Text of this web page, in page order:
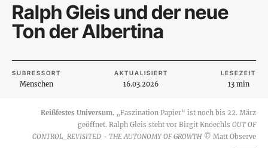
Ralph Gleis und der neue
Ton der Albertina
SUBRESSORT
Menschen
AKTUALISIERT
16.03.2026
LESEZEIT
13 min
Reißfestes Universum. „Faszination Papier“ ist noch bis 22. März
geöffnet. Ralph Gleis steht vor Birgit Knoechls OUT OF
CONTROL_REVISITED - THE AUTONOMY OF GROWTH © Matt Observe